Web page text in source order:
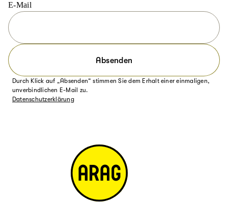
E-Mail
Absenden
Durch Klick auf „Absenden“ stimmen Sie dem Erhalt einer einmaligen,
unverbindlichen E-Mail zu.
Datenschutzerklärung